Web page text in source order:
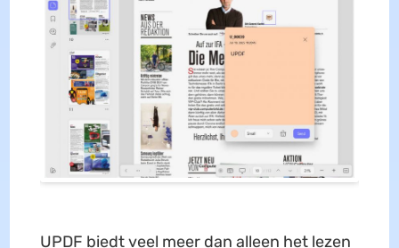
UPDF biedt veel meer dan alleen het lezen